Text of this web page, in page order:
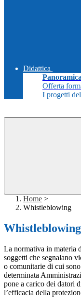
Didattica
Panoramica
Offerta
I progetti
Home >
Whistleblowing
Whistleblowing
La normativa in materia
soggetti che segnalano
o comunitarie di cui
determinata
pone a carico dei datori
l’efficacia della